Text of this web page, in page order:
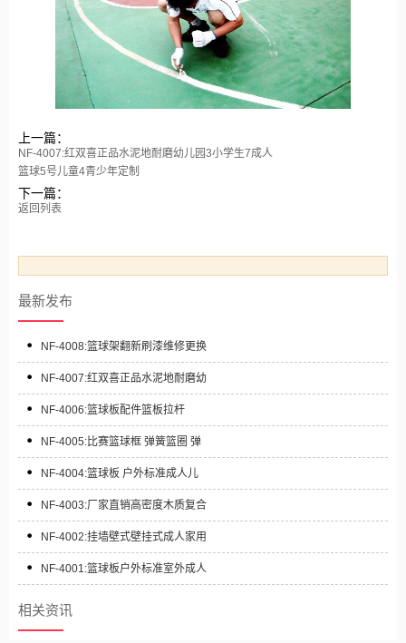
上一篇：
NF-4007:红双喜正品水泥地耐磨幼儿园3小学生7成人
篮球5号儿童4青少年定制
下一篇：
返回列表
最新发布
NF-4008:篮球架翻新刷漆维修更换
NF-4007:红双喜正品水泥地耐磨幼
NF-4006:篮球板配件篮板拉杆
NF-4005:比赛篮球框 弹簧篮圈 弹
NF-4004:篮球板 户外标准成人儿
NF-4003:厂家直销高密度木质复合
NF-4002:挂墙壁式壁挂式成人家用
NF-4001:篮球板户外标准室外成人
相关资讯